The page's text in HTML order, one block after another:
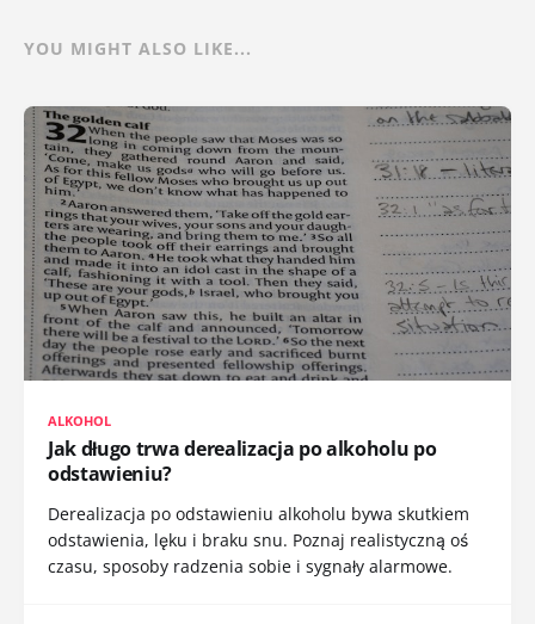
YOU MIGHT ALSO LIKE...
ALKOHOL
Jak długo trwa derealizacja po alkoholu po
odstawieniu?
Derealizacja po odstawieniu alkoholu bywa skutkiem
odstawienia, lęku i braku snu. Poznaj realistyczną oś
czasu, sposoby radzenia sobie i sygnały alarmowe.